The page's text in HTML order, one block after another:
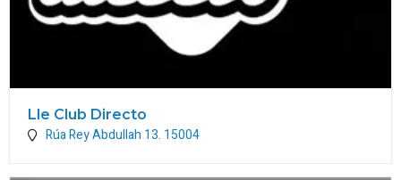
Lle Club Directo
Rúa Rey Abdullah 13. 15004